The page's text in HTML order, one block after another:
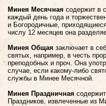
Минея Месячная содержит в
каждый день года и
и Богородичные,
числу 12 месяцев она
Минея Общая заключает в
святых, например, в честь
преподобных и проч. Она
случае, если какому-либо
службы в Минее Месячной.
Минея Праздничная
Праздников, извлеченные из